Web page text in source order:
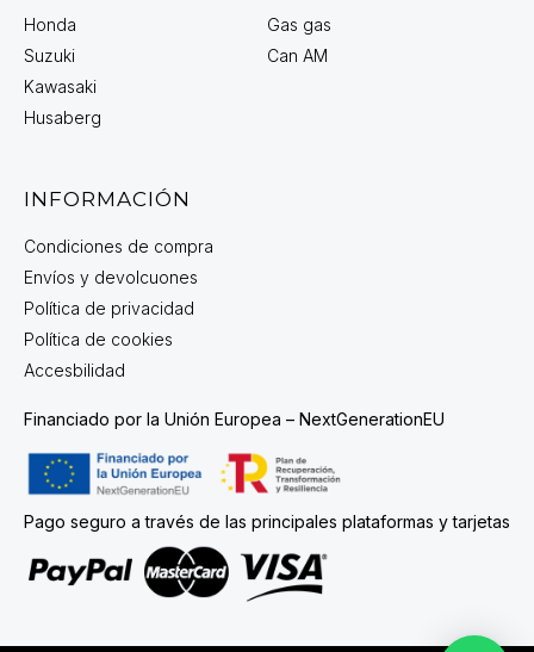
Honda
Suzuki
Kawasaki
Husaberg
Gas gas
Can AM
INFORMACIÓN
Condiciones de compra
Envíos y devolcuones
Política de privacidad
Política de cookies
Accesbilidad
Financiado por la Unión Europea – NextGenerationEU
Pago seguro a través de las principales plataformas y tarjetas